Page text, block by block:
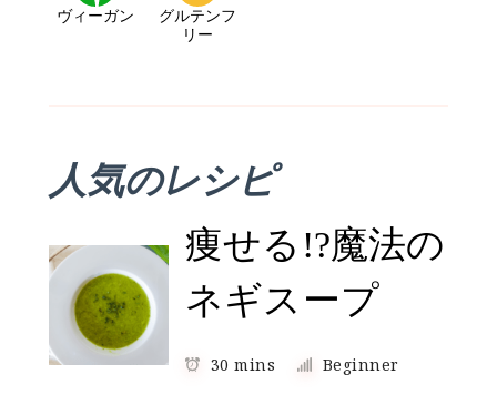
つ）
ヴィーガン
グルテンフ
リー
人気のレシピ
痩せる!?魔法の
ネギスープ
30 mins Beginner